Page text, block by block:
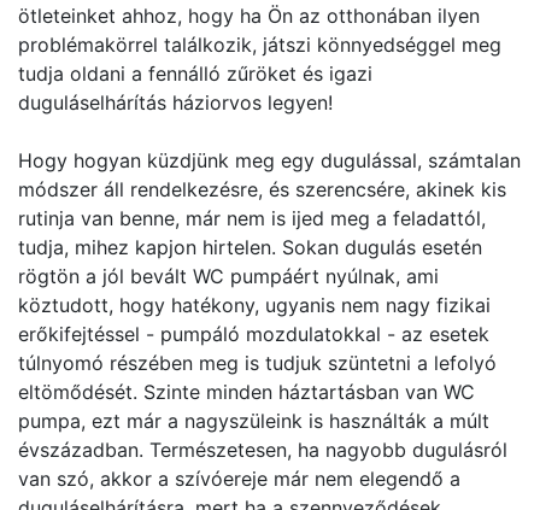
ötleteinket ahhoz, hogy ha Ön az otthonában ilyen
problémakörrel találkozik, játszi könnyedséggel meg
tudja oldani a fennálló zűröket és igazi
duguláselhárítás háziorvos legyen!
Hogy hogyan küzdjünk meg egy dugulással, számtalan
módszer áll rendelkezésre, és szerencsére, akinek kis
rutinja van benne, már nem is ijed meg a feladattól,
tudja, mihez kapjon hirtelen. Sokan dugulás esetén
rögtön a jól bevált WC pumpáért nyúlnak, ami
köztudott, hogy hatékony, ugyanis nem nagy fizikai
erőkifejtéssel - pumpáló mozdulatokkal - az esetek
túlnyomó részében meg is tudjuk szüntetni a lefolyó
eltömődését. Szinte minden háztartásban van WC
pumpa, ezt már a nagyszüleink is használták a múlt
évszázadban. Természetesen, ha nagyobb dugulásról
van szó, akkor a szívóereje már nem elegendő a